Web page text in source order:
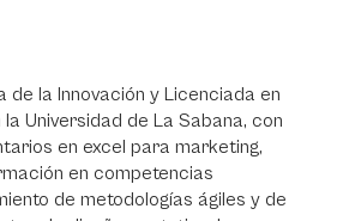
de la Innovación y Licenciada en
Universidad de La Sabana, con
en excel para marketing,
en competencias
de metodologías ágiles y de